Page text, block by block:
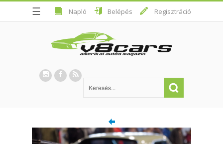
☰ Napló Belépés Regisztráció